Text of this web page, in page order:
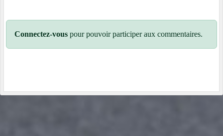
Connectez-vous pour pouvoir participer aux commentaires.